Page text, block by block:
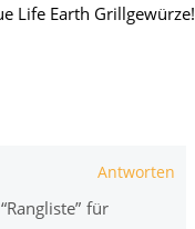
Life Earth Grillgewürze!
für
Antworten